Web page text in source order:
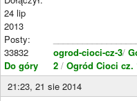
24 lip
2013
Posty:
33832
Do góry
ogrod-cioci-cz-3/
2 / Ogród Cioci cz.
21:23, 21 sie 2014